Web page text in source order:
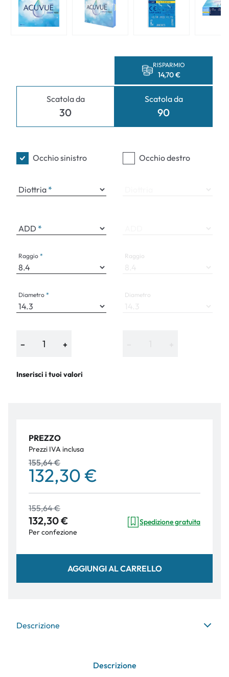
Scatola da
30
RISPARMIO
14,70 €
Scatola da
90
Occhio sinistro
Diottria
ADD
Raggio
Diametro
− +
Inserisci i tuoi valori
Occhio destro
Raggio
Diametro
PREZZO
Prezzi IVA inclusa
155,64 €
132,30 €
155,64 €
132,30 €
Per confezione
Spedizione gratuita
AGGIUNGI AL CARRELLO
Descrizione
Descrizione